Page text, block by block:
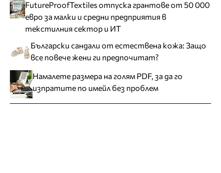
FutureProofTextiles отпуска грантове от 50 000
евро за малки и средни предприятия в
текстилния сектор и ИТ
Български сандали от естествена кожа: Защо
все повече жени ги предпочитат?
Намалете размера на голям PDF, за да го
изпратите по имейл без проблем